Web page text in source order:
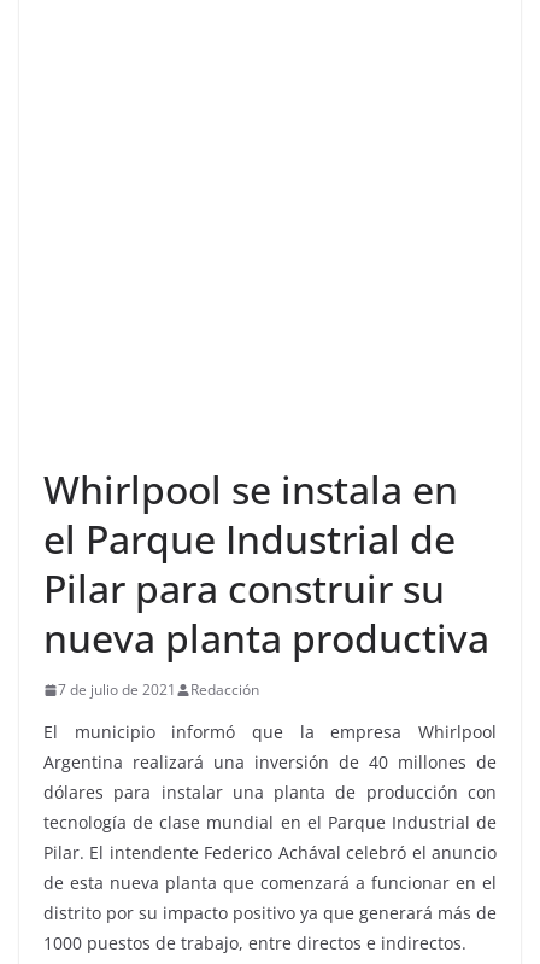
Whirlpool se instala en
el Parque Industrial de
Pilar para construir su
nueva planta productiva
7 de julio de 2021 Redacción
El municipio informó que la empresa Whirlpool
Argentina realizará una inversión de 40 millones de
dólares para instalar una planta de producción con
tecnología de clase mundial en el Parque Industrial de
Pilar. El intendente Federico Achával celebró el anuncio
de esta nueva planta que comenzará a funcionar en el
distrito por su impacto positivo ya que generará más de
1000 puestos de trabajo, entre directos e indirectos.